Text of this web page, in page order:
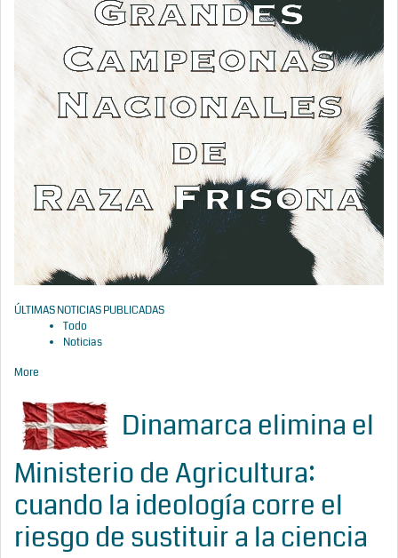
ÚLTIMAS NOTICIAS PUBLICADAS
Todo
Noticias
More
Dinamarca elimina el
Ministerio de Agricultura:
cuando la ideología corre el
riesgo de sustituir a la ciencia